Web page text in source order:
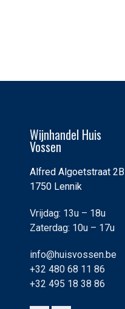
Wijnhandel Huis
Vossen
Alfred Algoetstraat 2B
1750 Lennik
Vrijdag: 13u – 18u
Zaterdag: 10u – 17u
info@huisvossen.be
+32 480 68 11 86
+32 495 18 38 86